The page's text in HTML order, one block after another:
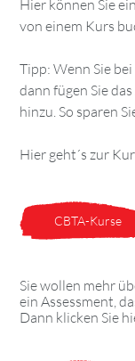
Hier können Sie
von einem Kurs
Tipp: Wenn Sie
dann fügen Sie
hinzu. So sparen
Hier geht´s zur
CBTA-Kurse
Sie wollen mehr
ein Assessment,
Dann klicken Sie